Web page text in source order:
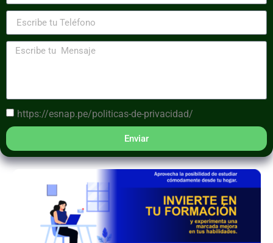
https://esnap.pe/politicas-de-privacidad/
Enviar